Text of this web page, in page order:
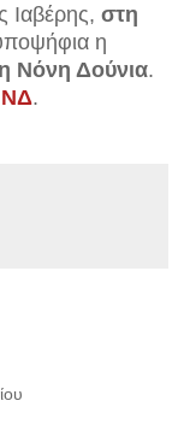
Ιαβέρης, στη
η
Νόνη Δούνια.
ΝΔ.